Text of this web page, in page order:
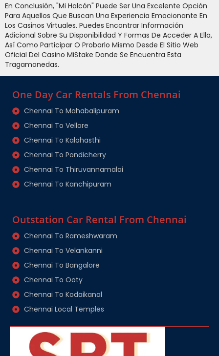
En Conclusión, "Mi Halcón" Puede Ser Una Excelente Opción
Para Aquellos Que Buscan Una Experiencia Emocionante En
Los Casinos Virtuales. Puedes Encontrar Información
Adicional Sobre Su Disponibilidad Y Formas De Acceder A Ella,
Así Como Participar O Probarlo Mismo Desde El Sitio Web
Oficial Del Casino MiStake Donde Se Encuentra Esta
Tragamonedas.
One Day Car Rentals From Chennai
Chennai To Mahabalipuram
Chennai To Vellore
Chennai To Kalahasthi
Chennai To Pondicherry
Chennai To Thiruvannamalai
Chennai To Kanchipuram
Outstation Car Rental From Chennai
Chennai To Rameshwaram
Chennai To Velankanni
Chennai To Bangalore
Chennai To Ooty
Chennai To Kodaikanal
Chennai Local Temples